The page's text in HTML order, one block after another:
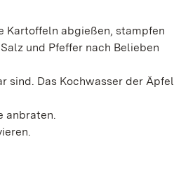
Kartoffeln abgießen, stampfen
und Pfeffer nach Belieben
sind. Das Kochwasser der Äpfel
anbraten.